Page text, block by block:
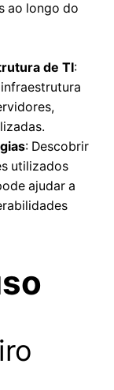
ao longo do
de TI:
: Descobrir
utilizados
ajudar a